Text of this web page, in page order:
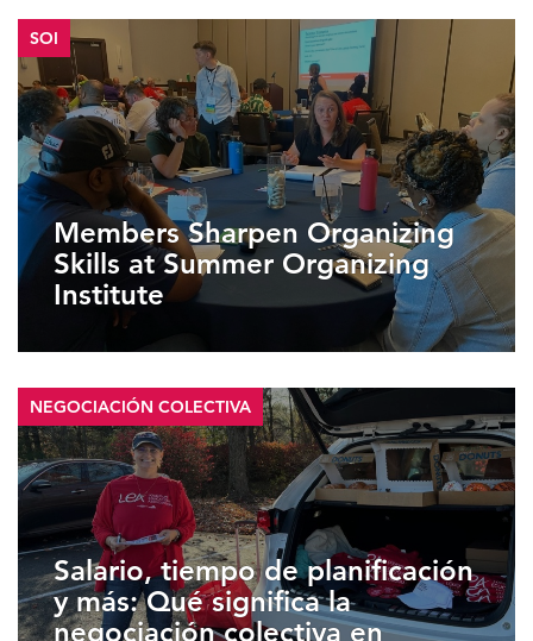
SOI
Members Sharpen Organizing
Skills at Summer Organizing
Institute
NEGOCIACIÓN COLECTIVA
Salario, tiempo de planificación
y más: Qué significa la
negociación colectiva en